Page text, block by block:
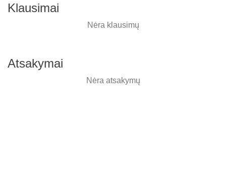
Klausimai
Nėra klausimų
Atsakymai
Nėra atsakymų